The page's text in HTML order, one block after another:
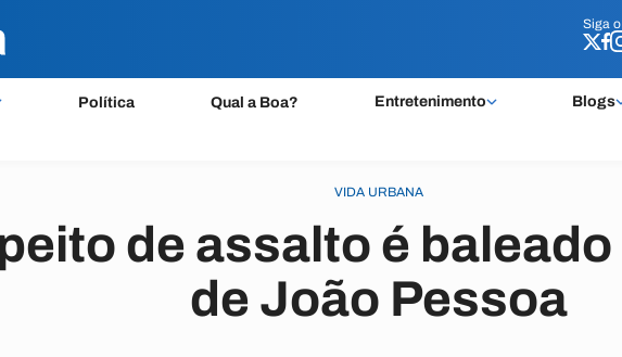
Siga o
Política Qual a Boa? Entretenimento Blogs
Siga o
VIDA URBANA
de assalto é
de João Pessoa